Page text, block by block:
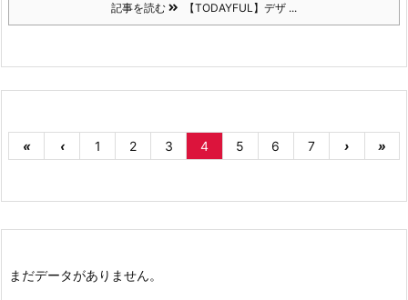
記事を読む 【TODAYFUL】デザ ...
« ‹ 1 2 3 4 5 6 7 › »
まだデータがありません。